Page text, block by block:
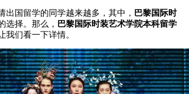
出国留学的同学越来越多，其中， 巴黎国际时
选择。那么， 巴黎国际时装艺术学院本科留学
我们看一下详情。